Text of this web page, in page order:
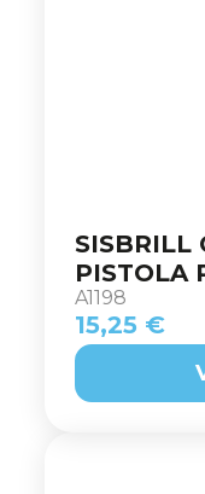
SISBRILL
PISTOLA
A1198
15,25 €